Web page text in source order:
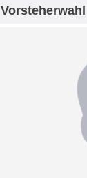
Vorsteherwahl